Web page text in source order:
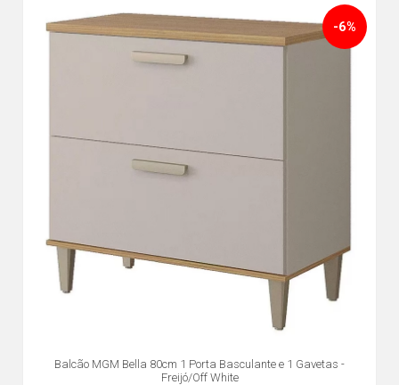
Balcão MGM Bella 80cm 1 Porta Basculante e 1 Gavetas -
Freijó/Off White
-6%